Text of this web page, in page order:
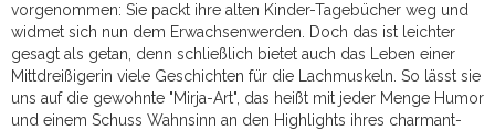
vorgenommen: Sie packt ihre alten Kinder-Tagebücher weg und
widmet sich nun dem Erwachsenwerden. Doch das ist leichter
gesagt als getan, denn schließlich bietet auch das Leben einer
Mittdreißigerin viele Geschichten für die Lachmuskeln. So lässt sie
uns auf die gewohnte "Mirja-Art", das heißt mit jeder Menge Humor
und einem Schuss Wahnsinn an den Highlights ihres charmant-